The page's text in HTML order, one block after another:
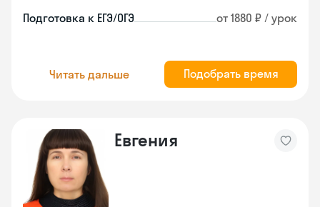
Подготовка к ЕГЭ/ОГЭ от 1880 ₽ / урок
Читать дальше Подобрать время
Евгения